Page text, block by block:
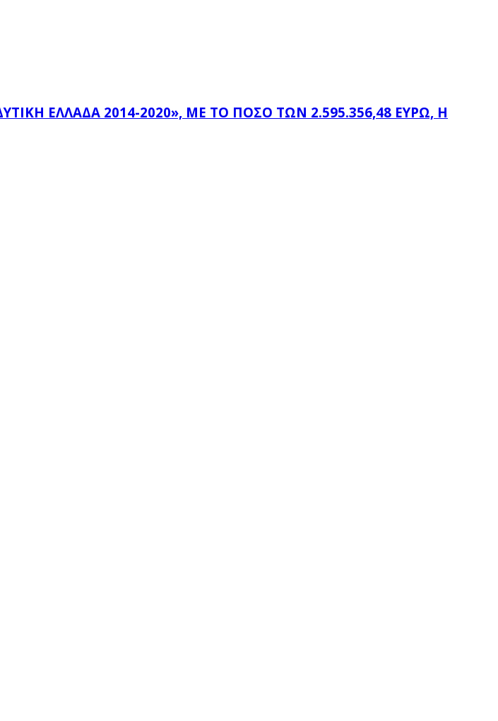
ΕΛΛΆΔΑ 2014-2020», ΜΕ ΤΟ ΠΟΣΌ ΤΩΝ 2.595.356,48 ΕΥΡΏ, Η